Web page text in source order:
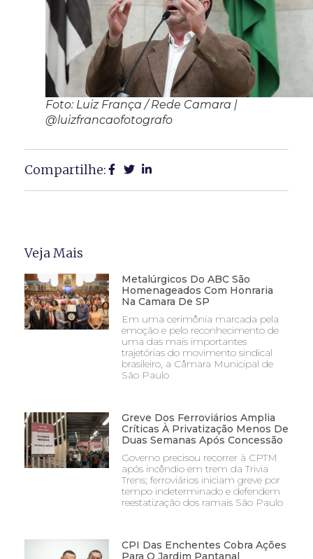
Foto: Luiz França / Rede Camara |
@luizfrancaofotografo
Compartilhe:
Veja Mais
Metalúrgicos Do ABC São
Homenageados Com Honraria
Na Camara De SP
Em uma cerimônia marcada pela
emoção e pelo reconhecimento de
uma das mais importantes
trajetórias do movimento sindical
brasileiro, a Câmara Municipal de
São Paulo
Greve Dos Ferroviários Amplia
Críticas À Privatização Menos De
Duas Semanas Após Concessão
Governo precisou recorrer à CPTM
após incêndio em trem da Trivia
Trens; ferroviários iniciam greve por
tempo indeterminado e defendem
reestatização dos ramais São Paulo
CPI Das Enchentes Cobra Ações